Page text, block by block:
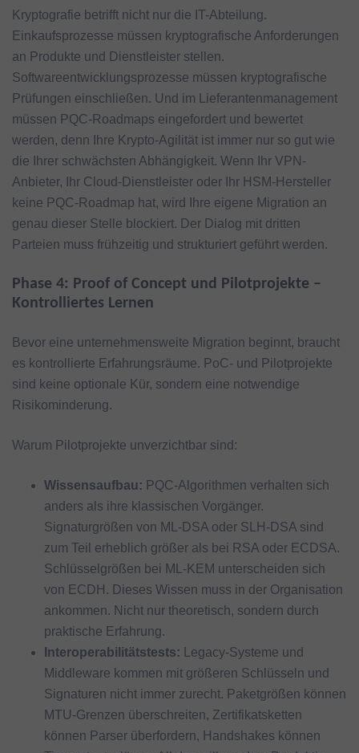
Kryptografie betrifft nicht nur die IT-Abteilung.
Einkaufsprozesse müssen kryptografische Anforderungen
an Produkte und Dienstleister stellen.
Softwareentwicklungsprozesse müssen kryptografische
Prüfungen einschließen. Und im Lieferantenmanagement
müssen PQC-Roadmaps eingefordert und bewertet
werden, denn Ihre Krypto-Agilität ist immer nur so gut wie
die Ihrer schwächsten Abhängigkeit. Wenn Ihr VPN-
Anbieter, Ihr Cloud-Dienstleister oder Ihr HSM-Hersteller
keine PQC-Roadmap hat, wird Ihre eigene Migration an
genau dieser Stelle blockiert. Der Dialog mit dritten
Parteien muss frühzeitig und strukturiert geführt werden.
Phase 4: Proof of Concept und Pilotprojekte –
Kontrolliertes Lernen
Bevor eine unternehmensweite Migration beginnt, braucht
es kontrollierte Erfahrungsräume. PoC- und Pilotprojekte
sind keine optionale Kür, sondern eine notwendige
Risikominderung.
Warum Pilotprojekte unverzichtbar sind:
Wissensaufbau: PQC-Algorithmen verhalten sich
anders als ihre klassischen Vorgänger.
Signaturgrößen von ML-DSA oder SLH-DSA sind
zum Teil erheblich größer als bei RSA oder ECDSA.
Schlüsselgrößen bei ML-KEM unterscheiden sich
von ECDH. Dieses Wissen muss in der Organisation
ankommen. Nicht nur theoretisch, sondern durch
praktische Erfahrung.
Interoperabilitätstests: Legacy-Systeme und
Middleware kommen mit größeren Schlüsseln und
Signaturen nicht immer zurecht. Paketgrößen können
MTU-Grenzen überschreiten, Zertifikatsketten
können Parser überfordern, Handshakes können